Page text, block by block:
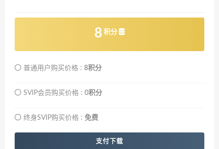
8 积分
普通用户购买价格 : 8积分
SVIP会员购买价格 : 0积分
终身SVIP购买价格 : 免费
支付下载